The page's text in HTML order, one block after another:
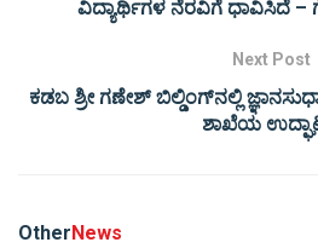
ವಿದ್ಯಾರ್ಥಿಗಳ ನೆರವಿಗೆ ಧಾವಿಸಿದೆ
Next Post
ಕಡಬ ಶ್ರೀ ಗಣೇಶ್ ಬಿಲ್ಡಿಂಗ್‌ನಲ್ಲಿ
ಶಾಖೆಯ
Other News